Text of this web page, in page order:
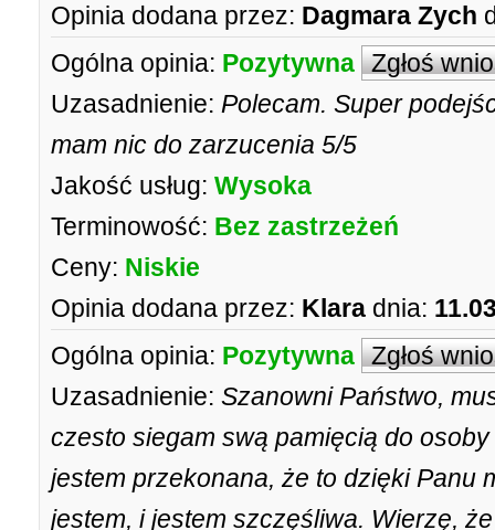
Opinia dodana przez: Dagmara Zych
Ogólna opinia: Pozytywna Zgłoś
Uzasadnienie: Polecam. Super
mam nic do zarzucenia 5/5
Jakość usług: Wysoka
Terminowość: Bez zastrzeżeń
Ceny: Niskie
Opinia dodana przez: Klara dnia:
Ogólna opinia: Pozytywna Zgłoś
Uzasadnienie: Szanowni Państwo,
czesto siegam swą pamięcią do
jestem przekonana, że to dzięki Panu
jestem, i jestem szczęśliwa. Wierzę,